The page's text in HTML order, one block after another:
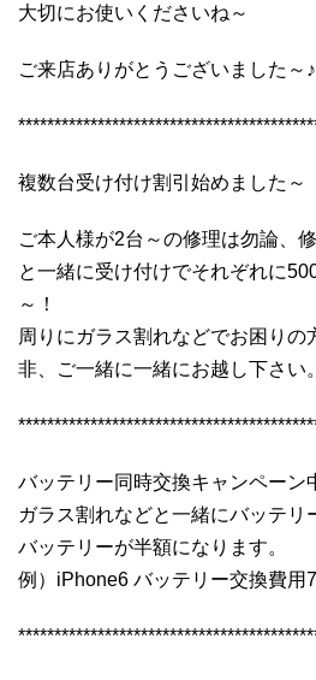
大切にお使いくださいね～
ご来店ありがとうございました～♪
複数台受け付け割引始めました～
ご本人様が2台～の修理は勿論、
と一緒に受け付けでそれぞれに
～！
周りにガラス割れなどでお困りの
非、ご一緒に一緒にお越し下さい。
バッテリー同時交換キャンペーン
ガラス割れなどと一緒にバッテリ
バッテリーが半額になります。
例）iPhone6 バッテリー交換費用